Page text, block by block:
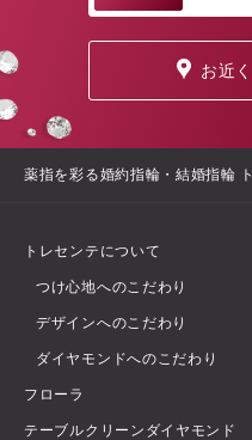
お近
薬指を彩る婚約指輪・結婚指輪
トレセンテについて
つけ心地へのこだわり
デザインへのこだわり
ダイヤモンドへのこだわり
フローラ
テーブルクリーンダイヤモンド